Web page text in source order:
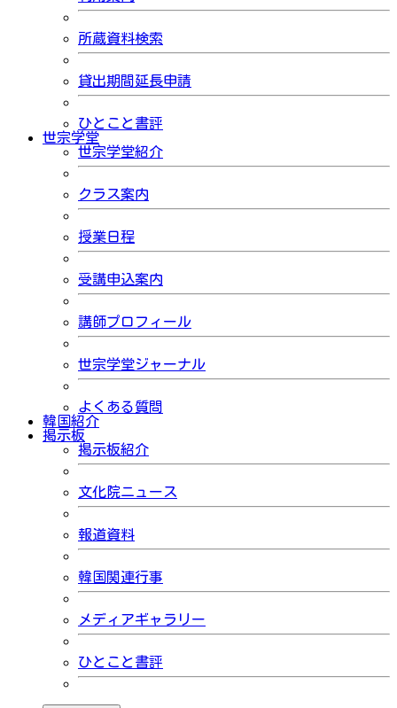
所蔵資料検索
貸出期間延長申請
ひとこと書評
世宗学堂
世宗学堂紹介
クラス案内
授業日程
受講申込案内
講師プロフィール
世宗学堂ジャーナル
よくある質問
韓国紹介
掲示板
掲示板紹介
文化院ニュース
報道資料
韓国関連行事
メディアギャラリー
ひとこと書評